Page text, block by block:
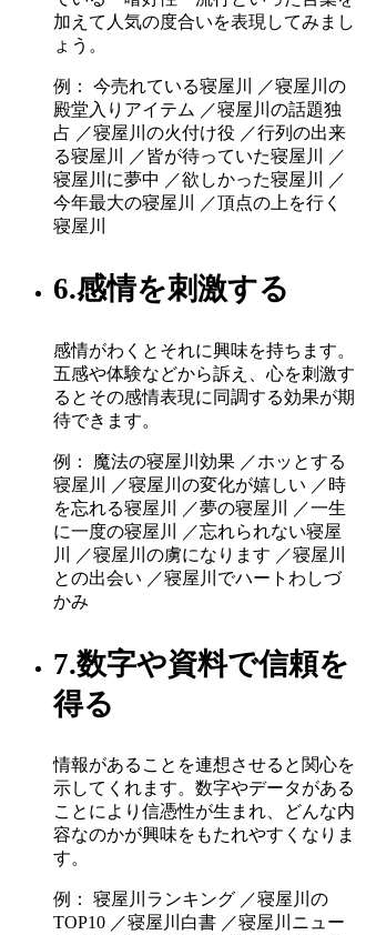
加えて人気の度合いを表現してみまし
ょう。
例： 今売れている寝屋川 ／寝屋川の
殿堂入りアイテム ／寝屋川の話題独
占 ／寝屋川の火付け役 ／行列の出来
る寝屋川 ／皆が待っていた寝屋川 ／
寝屋川に夢中 ／欲しかった寝屋川 ／
今年最大の寝屋川 ／頂点の上を行く
寝屋川
6.感情を刺激する
感情がわくとそれに興味を持ちます。
五感や体験などから訴え、心を刺激す
るとその感情表現に同調する効果が期
待できます。
例： 魔法の寝屋川効果 ／ホッとする
寝屋川 ／寝屋川の変化が嬉しい ／時
を忘れる寝屋川 ／夢の寝屋川 ／一生
に一度の寝屋川 ／忘れられない寝屋
川 ／寝屋川の虜になります ／寝屋川
との出会い ／寝屋川でハートわしづ
かみ
7.数字や資料で信頼を
得る
情報があることを連想させると関心を
示してくれます。数字やデータがある
ことにより信憑性が生まれ、どんな内
容なのかが興味をもたれやすくなりま
す。
例： 寝屋川ランキング ／寝屋川の
TOP10 ／寝屋川白書 ／寝屋川ニュー